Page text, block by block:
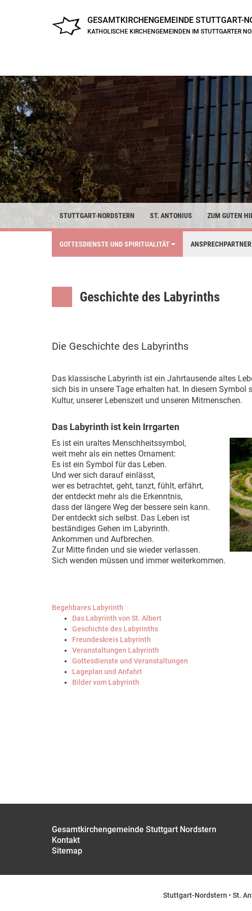
GESAMTKIRCHENGEMEINDE STUTTGART-
KATHOLISCHE KIRCHENGEMEINDEN IM STUTTGARTER
STUTTGART-NORDSTERN ST. ANTONIUS ZUM GUTEN
GOTTESDIENSTE UND SPIRITUALITÄT ANSPRECHPARTNER
Geschichte des Labyrinths
Die Geschichte des Labyrinths
Das klassische Labyrinth ist ein Jahrtausende altes
sich bis in unsere Tage erhalten hat. In diesem Symbol
Kultur, unserer Lebenszeit und unseren Mitmenschen.
Das Labyrinth ist kein Irrgarten
Es ist ein uraltes Menschheitssymbol,
weit mehr als ein nettes Ornament:
Es ist ein Symbol für das Leben.
Und wer sich darauf einlässt,
wer es betrachtet, geht, tanzt, fühlt, erfährt,
der entdeckt mehr als die Erkenntnis,
dass der längere Weg der bessere sein kann.
Der entdeckt sich selbst. Das Leben ist
beständiges Gehen im Labyrinth.
Ankommen und Aufbrechen.
Zur Mitte finden und sie wieder verlassen.
Sich wenden müssen und immer weiterkommen.
Begehbares Labyrinth
Das Labyrinth von St. Albert
Geschichte des Labyrinths
Freundeskreis Labyrinth
Veranstaltungen Labyrinth
Gottesdienste und Veranstaltungen
Lageplan und Anfahrt
Bilder vom Labyrinth
Gesamtkirchengemeinde Stuttgart Nordstern
Kontakt
Sitemap
Stuttgart-Nordstern • St.